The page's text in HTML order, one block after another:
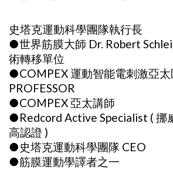
史塔克運動科學團隊執行長
●世界筋膜大師 Dr. Robert
術轉移單位
●COMPEX 運動智能電刺激亞太
PROFESSOR
●COMPEX 亞太講師
●Redcord Active Specialist ( 挪
高認證 )
●史塔克運動科學團隊 CEO
●筋膜運動學譯者之一